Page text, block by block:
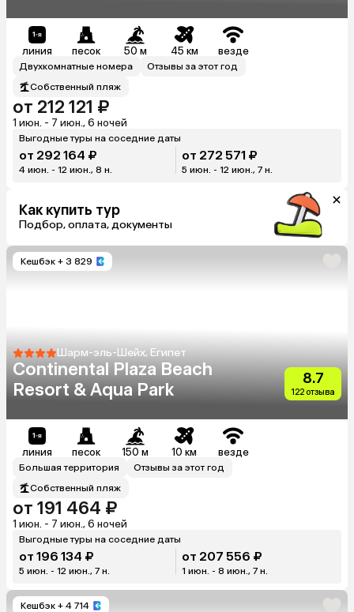
линия песок 50 м 45 км везде
Двухкомнатные номера
Отзывы за этот год
Собственный пляж
от 212 121 ₽
1 июн. - 7 июн., 6 ночей
Выгодные туры на соседние даты
от 292 164 ₽
4 июн. - 12 июн., 8 н.
от 272 571 ₽
5 июн. - 12 июн., 7 н.
Как купить тур
Подбор, оплата, документы
Кешбэк + 3 829
Шарм-эль-Шейх, Египет
Continental Plaza Beach
Resort & Aqua Park
8.7
122 отзыва
линия песок 150 м 10 км везде
Большая территория
Отзывы за этот год
Собственный пляж
от 191 464 ₽
1 июн. - 7 июн., 6 ночей
Выгодные туры на соседние даты
от 196 134 ₽
5 июн. - 12 июн., 7 н.
от 207 556 ₽
1 июн. - 8 июн., 7 н.
Кешбэк + 4 714